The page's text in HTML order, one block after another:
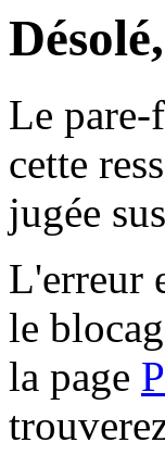
Le pare-
cette
jugée
L'erreur
le
la page